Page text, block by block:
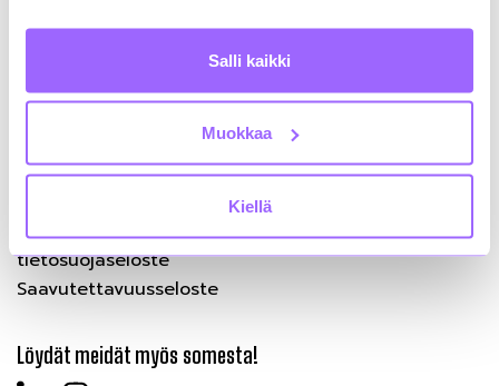
Salli kaikki
Muokkaa
Kiellä
Kiinteistönomistajat ja rakennuttajat Rakli ry
00100 Helsinki
Kiinteistönomistajat ja rakennuttajat Rakli ry:n
tietosuojaseloste
Saavutettavuusseloste
Löydät meidät myös somesta!